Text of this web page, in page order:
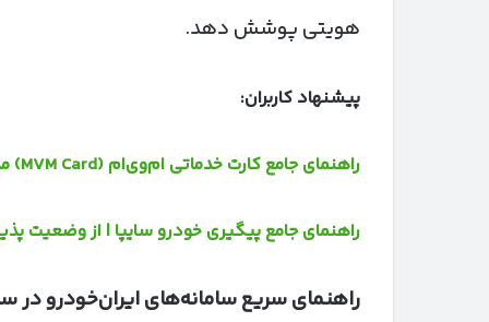
هویتی پوشش دهد.
پیشنهاد کاربران:
راهنمای جامع کارت خدماتی ام‌وی‌ام (MVM Card) مدیران خودرو در سال ۱۴۰۴
راهنمای جامع پیگیری خودرو سایپا | از وضعیت
راهنمای سریع سامانه‌های ایران‌خودرو در